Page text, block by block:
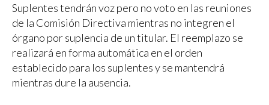
Suplentes tendrán voz pero no voto en las reuniones
de la Comisión Directiva mientras no integren el
órgano por suplencia de un titular. El reemplazo se
realizará en forma automática en el orden
establecido para los suplentes y se mantendrá
mientras dure la ausencia.